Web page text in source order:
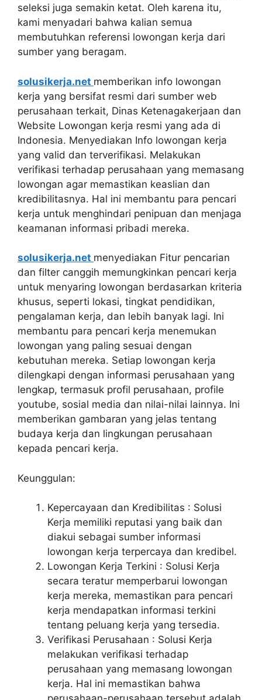
seleksi juga semakin ketat. Oleh karena itu,
kami menyadari bahwa kalian semua
membutuhkan referensi lowongan kerja dari
sumber yang beragam.
solusikerja.net memberikan info lowongan
kerja yang bersifat resmi dari sumber web
perusahaan terkait, Dinas Ketenagakerjaan dan
Website Lowongan kerja resmi yang ada di
Indonesia. Menyediakan Info lowongan kerja
yang valid dan terverifikasi. Melakukan
verifikasi terhadap perusahaan yang memasang
lowongan agar memastikan keaslian dan
kredibilitasnya. Hal ini membantu para pencari
kerja untuk menghindari penipuan dan menjaga
keamanan informasi pribadi mereka.
solusikerja.net menyediakan Fitur pencarian
dan filter canggih memungkinkan pencari kerja
untuk menyaring lowongan berdasarkan kriteria
khusus, seperti lokasi, tingkat pendidikan,
pengalaman kerja, dan lebih banyak lagi. Ini
membantu para pencari kerja menemukan
lowongan yang paling sesuai dengan
kebutuhan mereka. Setiap lowongan kerja
dilengkapi dengan informasi perusahaan yang
lengkap, termasuk profil perusahaan, profile
youtube, sosial media dan nilai-nilai lainnya. Ini
memberikan gambaran yang jelas tentang
budaya kerja dan lingkungan perusahaan
kepada pencari kerja.
Keunggulan:
Kepercayaan dan Kredibilitas : Solusi
Kerja memiliki reputasi yang baik dan
diakui sebagai sumber informasi
lowongan kerja terpercaya dan kredibel.
Lowongan Kerja Terkini : Solusi Kerja
secara teratur memperbarui lowongan
kerja mereka, memastikan para pencari
kerja mendapatkan informasi terkini
tentang peluang kerja yang tersedia.
Verifikasi Perusahaan : Solusi Kerja
melakukan verifikasi terhadap
perusahaan yang memasang lowongan
kerja. Hal ini memastikan bahwa